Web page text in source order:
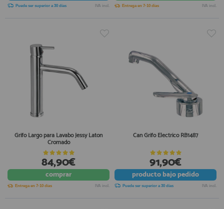
Puede ser superior a 30 días IVA incl. Entrega en 7-10 días IVA incl.
Grifo Largo para Lavabo Jessy Laton
Cromado
84,90€
comprar
Entrega en 7-10 días IVA incl.
Can Grifo Electrico RB1487
91,90€
productobajo pedido
Puede ser superior a 30 días IVA incl.